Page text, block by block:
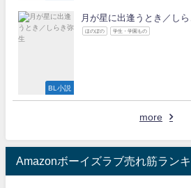
BL小説
月が星に出逢うとき／し
ほのぼの 学生・学園もの
more
Amazonボーイズラブ売れ筋ランキ